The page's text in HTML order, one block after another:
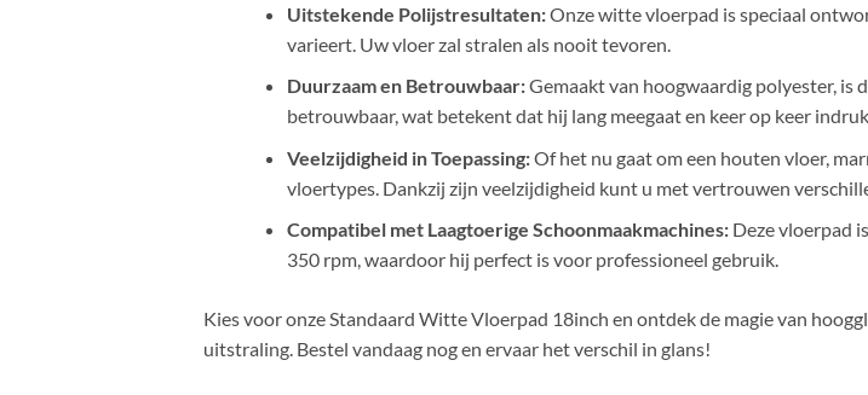
Uitstekende Polijstresultaten:Onze witte vloerpad is speciaal
varieert. Uw vloer zal stralen als nooit tevoren.
Duurzaam en Betrouwbaar:Gemaakt van hoogwaardig polyester, is
betrouwbaar, wat betekent dat hij lang meegaat en keer op keer
Veelzijdigheid in Toepassing:Of het nu gaat om een houten vloer,
vloertypes. Dankzij zijn veelzijdigheid kunt u met vertrouwen
Compatibel met Laagtoerige Schoonmaakmachines:Deze vloerpad
350 rpm, waardoor hij perfect is voor professioneel gebruik.
Kies voor onze Standaard Witte Vloerpad 18inch en ontdek de magie van
uitstraling. Bestel vandaag nog en ervaar het verschil in glans!